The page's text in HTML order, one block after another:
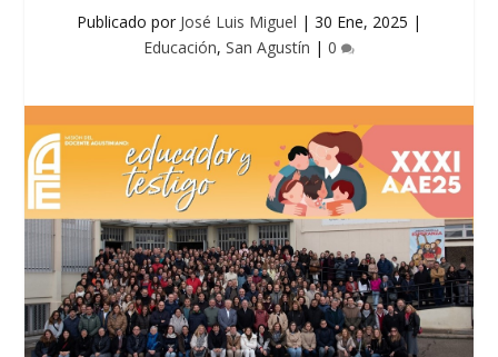
Publicado por José Luis Miguel | 30 Ene, 2025 |
Educación, San Agustín | 0